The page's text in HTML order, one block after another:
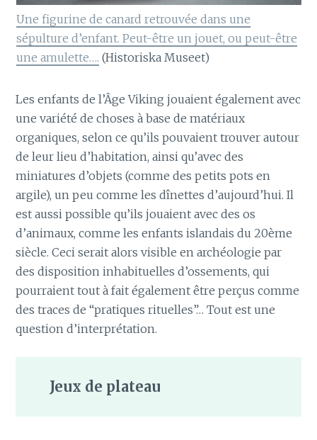
Une figurine de canard retrouvée dans une
sépulture d’enfant. Peut-être un jouet, ou peut-être
une amulette…. (Historiska Museet)
Les enfants de l’Âge Viking jouaient également avec
une variété de choses à base de matériaux
organiques, selon ce qu’ils pouvaient trouver autour
de leur lieu d’habitation, ainsi qu’avec des
miniatures d’objets (comme des petits pots en
argile), un peu comme les dînettes d’aujourd’hui. Il
est aussi possible qu’ils jouaient avec des os
d’animaux, comme les enfants islandais du 20ème
siècle. Ceci serait alors visible en archéologie par
des disposition inhabituelles d’ossements, qui
pourraient tout à fait également être perçus comme
des traces de “pratiques rituelles”… Tout est une
question d’interprétation.
Jeux de plateau